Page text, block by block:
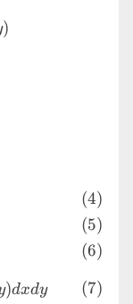
)
F_Z(z)
)dxdy